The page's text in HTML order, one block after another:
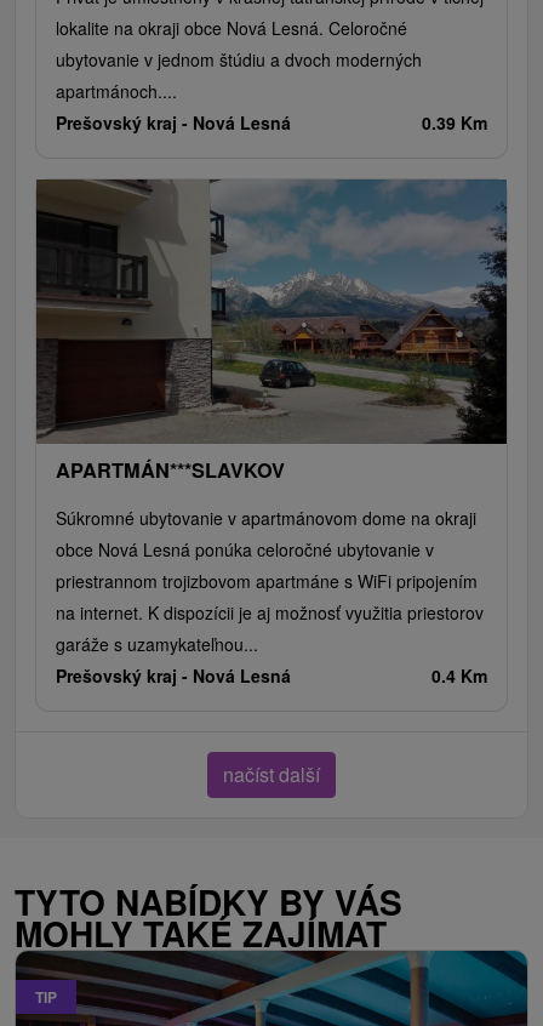
lokalite na okraji obce Nová Lesná. Celoročné
ubytovanie v jednom štúdiu a dvoch moderných
apartmánoch....
Prešovský kraj - Nová Lesná 0.39 Km
APARTMÁN***SLAVKOV
Súkromné ubytovanie v apartmánovom dome na okraji
obce Nová Lesná ponúka celoročné ubytovanie v
priestrannom trojizbovom apartmáne s WiFi pripojením
na internet. K dispozícii je aj možnosť využitia priestorov
garáže s uzamykateľnou...
Prešovský kraj - Nová Lesná 0.4 Km
načíst další
TYTO NABÍDKY BY VÁS
MOHLY TAKÉ ZAJÍMAT
TIP